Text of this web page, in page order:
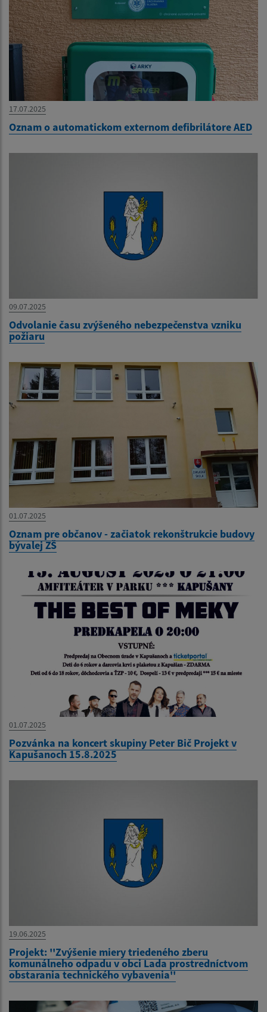
17.07.2025
Oznam o automatickom externom defibrilátore AED
09.07.2025
Odvolanie času zvýšeného nebezpečenstva vzniku
požiaru
01.07.2025
Oznam pre občanov - začiatok rekonštrukcie budovy
bývalej ZŠ
01.07.2025
Pozvánka na koncert skupiny Peter Bič Projekt v
Kapušanoch 15.8.2025
19.06.2025
Projekt: ''Zvýšenie miery triedeného zberu
komunálneho odpadu v obci Lada prostredníctvom
obstarania technického vybavenia''